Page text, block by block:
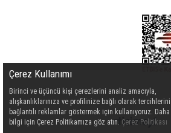
Çerez Kullanımı
Birinci ve üçüncü kişi çerezlerini analiz amacıyla,
alışkanlıklarınıza ve profilinize bağlı olarak
bağlantılı reklamlar göstermek için kullanıyoruz.
bilgi için Çerez Politikamıza göz atın. Çerez Politikası